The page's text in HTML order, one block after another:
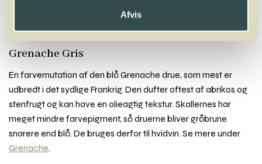
Afvis
Grenache Blanc
Grenache Gris
En farvemutation af den blå Grenache drue, som mest er
udbredt i det sydlige Frankrig. Den dufter oftest af abrikos og
stenfrugt og kan have en olieagtig tekstur. Skallernes har
meget mindre farvepigment, så druerne bliver gråbrune
snarere end blå. De bruges derfor til hvidvin. Se mere under
Grenache.